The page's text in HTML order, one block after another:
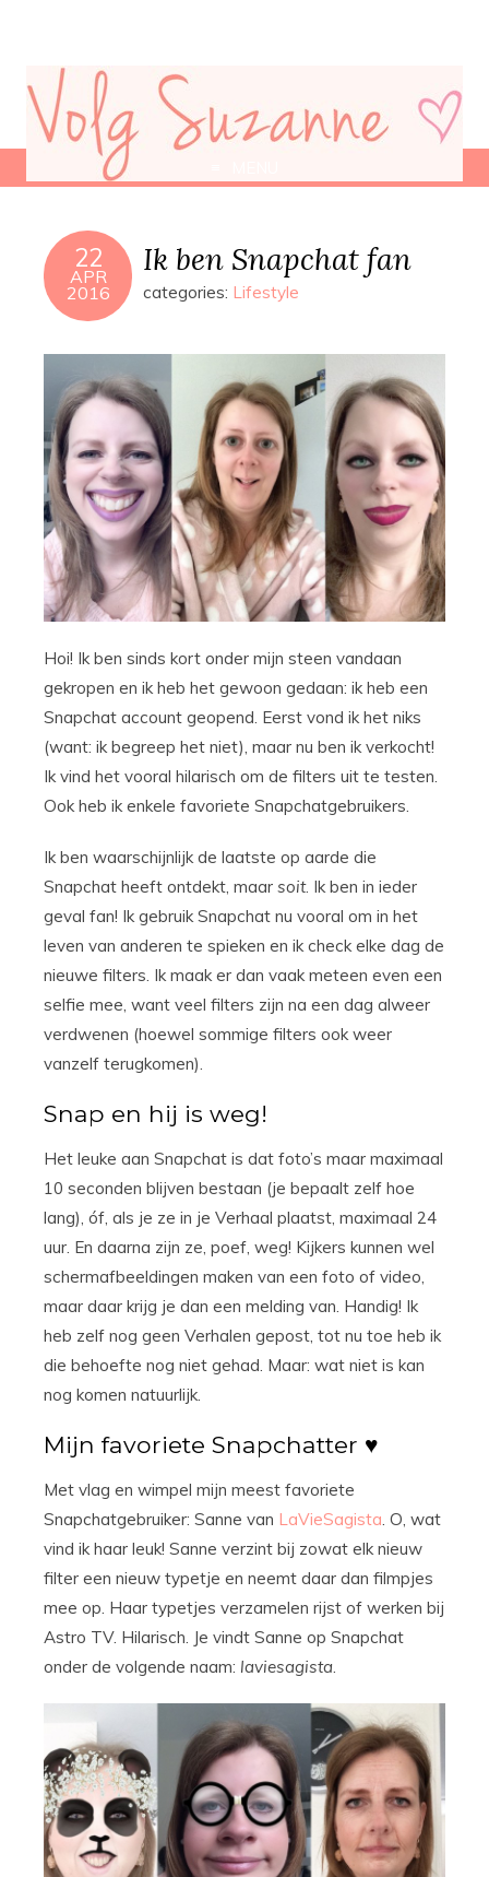
22
APR
2016
Ik ben Snapchat fan
categories: Lifestyle
Hoi! Ik ben sinds kort onder mijn steen vandaan
gekropen en ik heb het gewoon gedaan: ik heb een
Snapchat account geopend. Eerst vond ik het niks
(want: ik begreep het niet), maar nu ben ik verkocht!
Ik vind het vooral hilarisch om de filters uit te testen.
Ook heb ik enkele favoriete Snapchatgebruikers.
Ik ben waarschijnlijk de laatste op aarde die
Snapchat heeft ontdekt, maar soit. Ik ben in ieder
geval fan! Ik gebruik Snapchat nu vooral om in het
leven van anderen te spieken en ik check elke dag de
nieuwe filters. Ik maak er dan vaak meteen even een
selfie mee, want veel filters zijn na een dag alweer
verdwenen (hoewel sommige filters ook weer
vanzelf terugkomen).
Snap en hij is weg!
Het leuke aan Snapchat is dat foto’s maar maximaal
10 seconden blijven bestaan (je bepaalt zelf hoe
lang), óf, als je ze in je Verhaal plaatst, maximaal 24
uur. En daarna zijn ze, poef, weg! Kijkers kunnen wel
schermafbeeldingen maken van een foto of video,
maar daar krijg je dan een melding van. Handig! Ik
heb zelf nog geen Verhalen gepost, tot nu toe heb ik
die behoefte nog niet gehad. Maar: wat niet is kan
nog komen natuurlijk.
Mijn favoriete Snapchatter ♥
Met vlag en wimpel mijn meest favoriete
Snapchatgebruiker: Sanne van LaVieSagista. O, wat
vind ik haar leuk! Sanne verzint bij zowat elk nieuw
filter een nieuw typetje en neemt daar dan filmpjes
mee op. Haar typetjes verzamelen rijst of werken bij
Astro TV. Hilarisch. Je vindt Sanne op Snapchat
onder de volgende naam: laviesagista.